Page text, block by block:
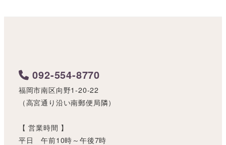
092-554-8770
福岡市南区向野1-20-22
（高宮通り沿い南郵便局隣）
【 営業時間 】
平日 午前10時～午後7時